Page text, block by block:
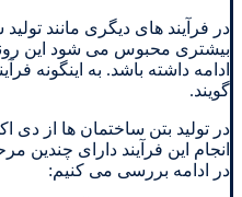
در فرآیند های دیگری مانند
بیشتری محبوس می شود این
ادامه داشته باشد. به اینگونه
گویند.
در تولید بتن ساختمان ها از دی
انجام این فرآیند دارای چندین
در ادامه بررسی می کنیم: